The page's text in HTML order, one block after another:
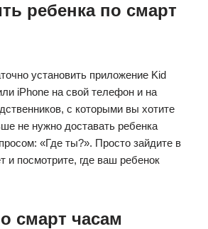
ребенка по смарт
установить приложение Kid
iPhone на свой телефон и на
с которыми вы хотите
не нужно доставать ребенка
«Где ты?». Просто зайдите в
и посмотрите, где ваш ребенок
смарт часам